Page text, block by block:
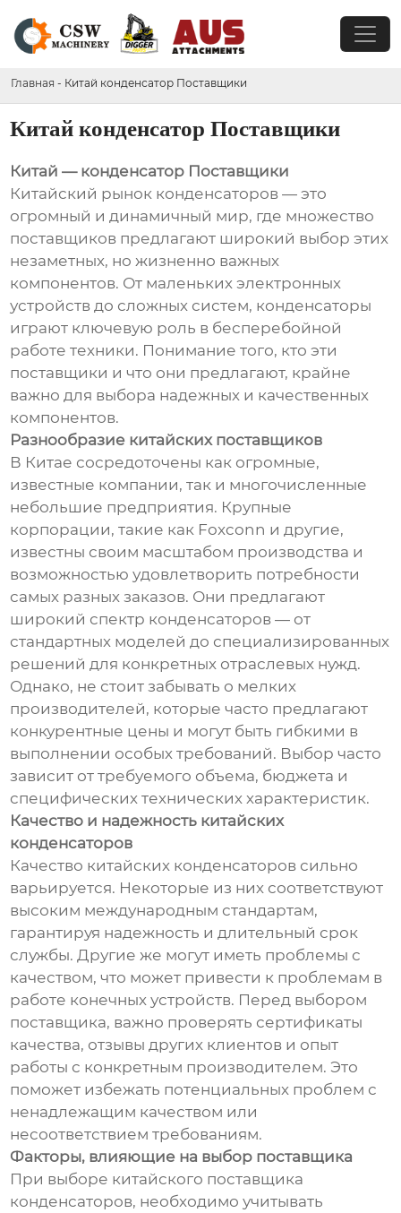
Главная - Китай конденсатор Поставщики
Китай конденсатор Поставщики
Китай — конденсатор Поставщики
Китайский рынок конденсаторов — это
огромный и динамичный мир, где множество
поставщиков предлагают широкий выбор этих
незаметных, но жизненно важных
компонентов. От маленьких электронных
устройств до сложных систем, конденсаторы
играют ключевую роль в бесперебойной
работе техники. Понимание того, кто эти
поставщики и что они предлагают, крайне
важно для выбора надежных и качественных
компонентов.
Разнообразие китайских поставщиков
В Китае сосредоточены как огромные,
известные компании, так и многочисленные
небольшие предприятия. Крупные
корпорации, такие как Foxconn и другие,
известны своим масштабом производства и
возможностью удовлетворить потребности
самых разных заказов. Они предлагают
широкий спектр конденсаторов — от
стандартных моделей до специализированных
решений для конкретных отраслевых нужд.
Однако, не стоит забывать о мелких
производителей, которые часто предлагают
конкурентные цены и могут быть гибкими в
выполнении особых требований. Выбор часто
зависит от требуемого объема, бюджета и
специфических технических характеристик.
Качество и надежность китайских
конденсаторов
Качество китайских конденсаторов сильно
варьируется. Некоторые из них соответствуют
высоким международным стандартам,
гарантируя надежность и длительный срок
службы. Другие же могут иметь проблемы с
качеством, что может привести к проблемам в
работе конечных устройств. Перед выбором
поставщика, важно проверять сертификаты
качества, отзывы других клиентов и опыт
работы с конкретным производителем. Это
поможет избежать потенциальных проблем с
ненадлежащим качеством или
несоответствием требованиям.
Факторы, влияющие на выбор поставщика
При выборе китайского поставщика
конденсаторов, необходимо учитывать